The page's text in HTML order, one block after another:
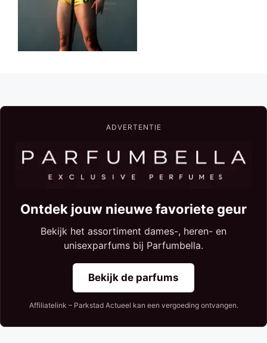
ADVERTENTIE
Ontdek jouw nieuwe favoriete geur
Bekijk het assortiment dames-, heren- en
unisexparfums bij Parfumbella.
Bekijk de parfums
Affiliatelink – Parkstad Actueel kan een vergoeding ontvangen.